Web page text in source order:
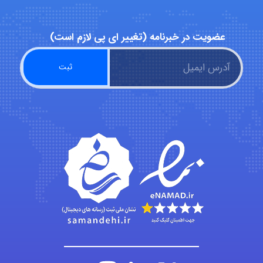
hosein abdolvand
Kati
emami
ehtesham
عضویت در خبرنامه (تغییر ای پی لازم است)